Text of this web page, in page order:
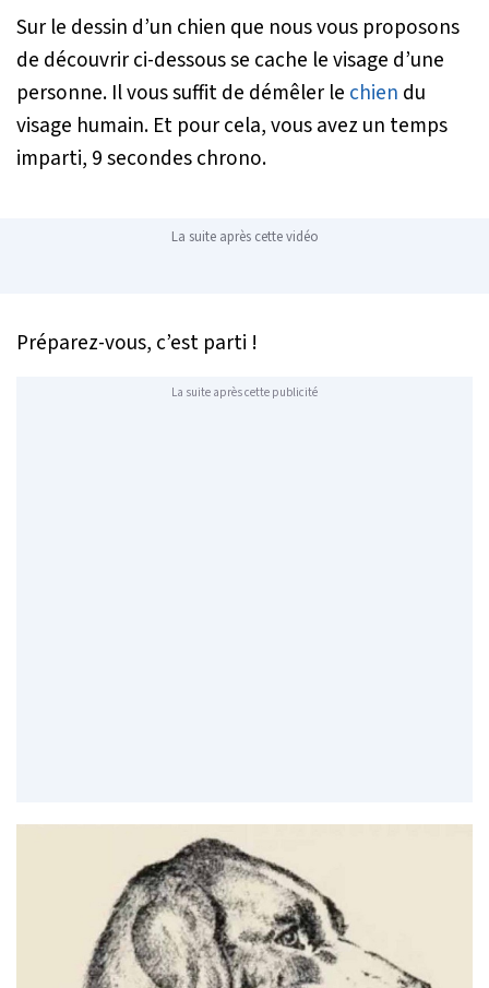
Sur le dessin d’un chien que nous vous proposons
de découvrir ci-dessous se cache le visage d’une
personne. Il vous suffit de démêler le chien du
visage humain. Et pour cela, vous avez un temps
imparti, 9 secondes chrono.
La suite après cette vidéo
Préparez-vous, c’est parti !
La suite après cette publicité